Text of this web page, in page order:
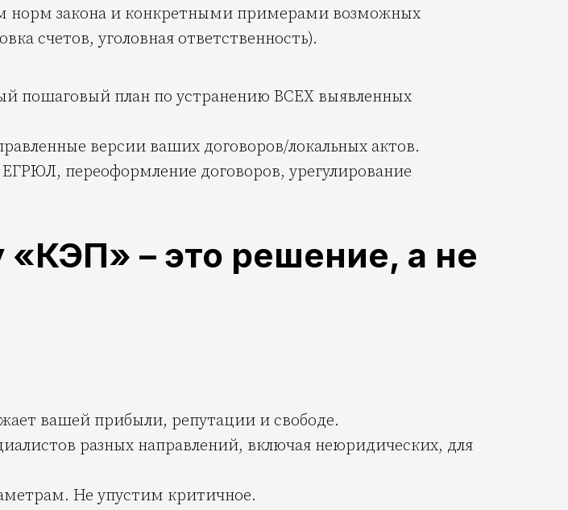
норм закона и конкретными примерами возможных
счетов, уголовная ответственность).
пошаговый план по устранению ВСЕХ выявленных
версии ваших договоров/локальных актов.
переоформление договоров, урегулирование
«КЭП» – это решение, а не
вашей прибыли, репутации и свободе.
разных направлений, включая неюридических, для
Не упустим критичное.